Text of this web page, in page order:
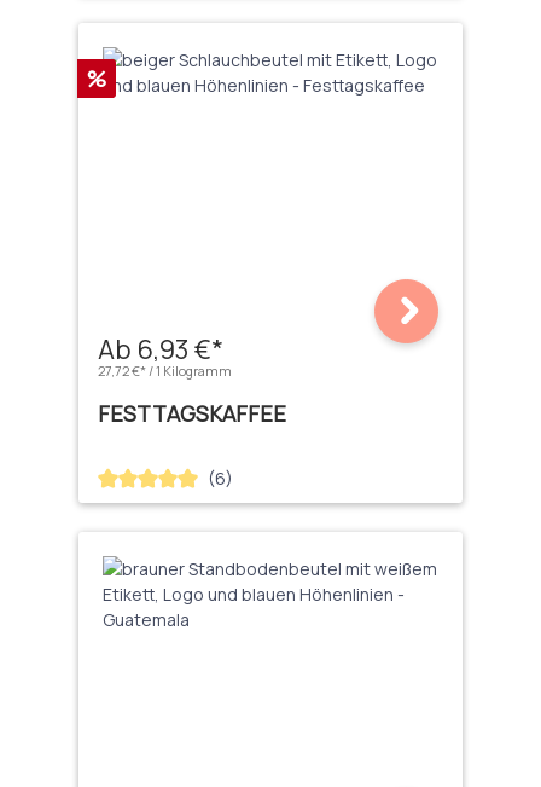
Rabatt
%
Ab 6,93 €*
27,72 €* / 1 Kilogramm
FESTTAGSKAFFEE
Durchschnittliche Bewertung von 5 von 5 Sternen
(6)